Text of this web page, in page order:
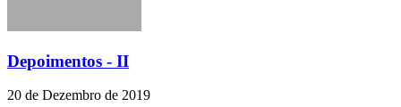
Depoimentos - II
20 de Dezembro de 2019